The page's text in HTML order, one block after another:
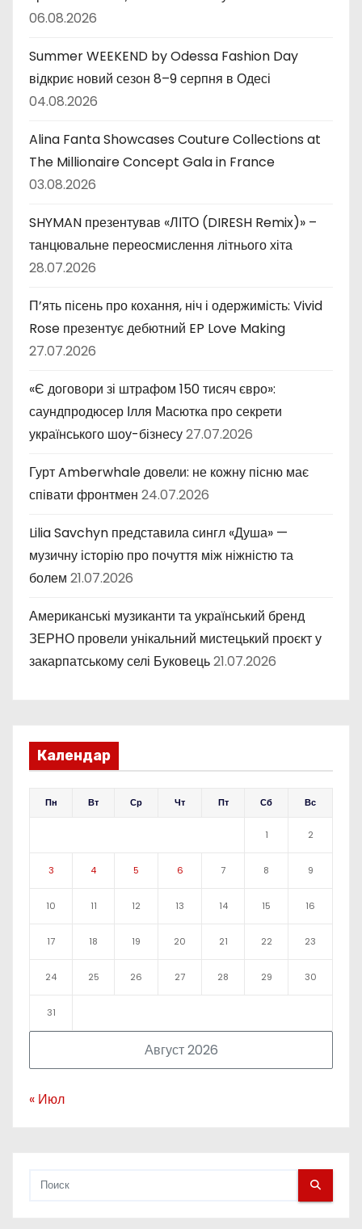
06.08.2026
Summer WEEKEND by Odessa Fashion Day
відкриє новий сезон 8–9 серпня в Одесі
04.08.2026
Alina Fanta Showcases Couture Collections at
The Millionaire Concept Gala in France
03.08.2026
SHYMAN презентував «ЛІТО (DIRESH Remix)» –
танцювальне переосмислення літнього хіта
28.07.2026
П’ять пісень про кохання, ніч і одержимість: Vivid
Rose презентує дебютний EP Love Making
27.07.2026
«Є договори зі штрафом 150 тисяч євро»:
саундпродюсер Ілля Масютка про секрети
українського шоу-бізнесу27.07.2026
Гурт Amberwhale довели: не кожну пісню має
співати фронтмен 24.07.2026
Lilia Savchyn представила сингл «Душа» —
музичну історію про почуття між ніжністю та
болем 21.07.2026
Американські музиканти та український бренд
ЗЕРНО провели унікальний мистецький проєкт у
закарпатському селі Буковець21.07.2026
Календар
Август 2026
Пн Вт Ср Чт Пт Сб Вс
1 2
3 4 5 6 7 8 9
10 11 12 13 14 15 16
17 18 19 20 21 22 23
24 25 26 27 28 29 30
31
« Июл